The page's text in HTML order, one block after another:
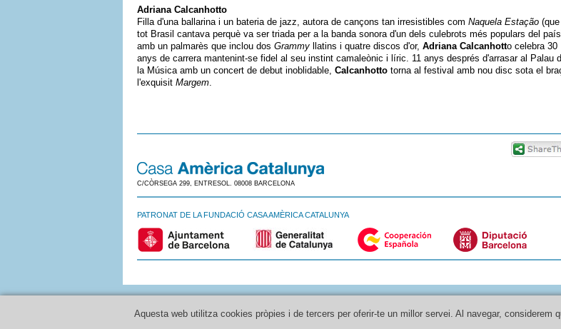
Aquesta web utilitza cookies pròpies i de tercers per oferir-te un millor servei. Al navegar, considerem
Adriana Calcanhotto
Filla d'una ballarina i un bateria de jazz, autora de cançons tan irresistibles com Naquela Estação (que
tot Brasil cantava perquè va ser triada per a la banda sonora d'un dels culebrots més populars del
amb un palmarès que inclou dos Grammy llatins i quatre discos d'or, Adriana Calcanhotto celebra 30
anys de carrera mantenint-se fidel al seu instint camaleònic i líric. 11 anys després d'arrasar al Palau
la Música amb un concert de debut inoblidable, Calcanhotto torna al festival amb nou disc sota el
l'exquisit Margem.
C/CÒRSEGA 299, ENTRESOL. 08008 BARCELONA
PATRONAT DE LA FUNDACIÓ CASA AMÈRICA CATALUNYA